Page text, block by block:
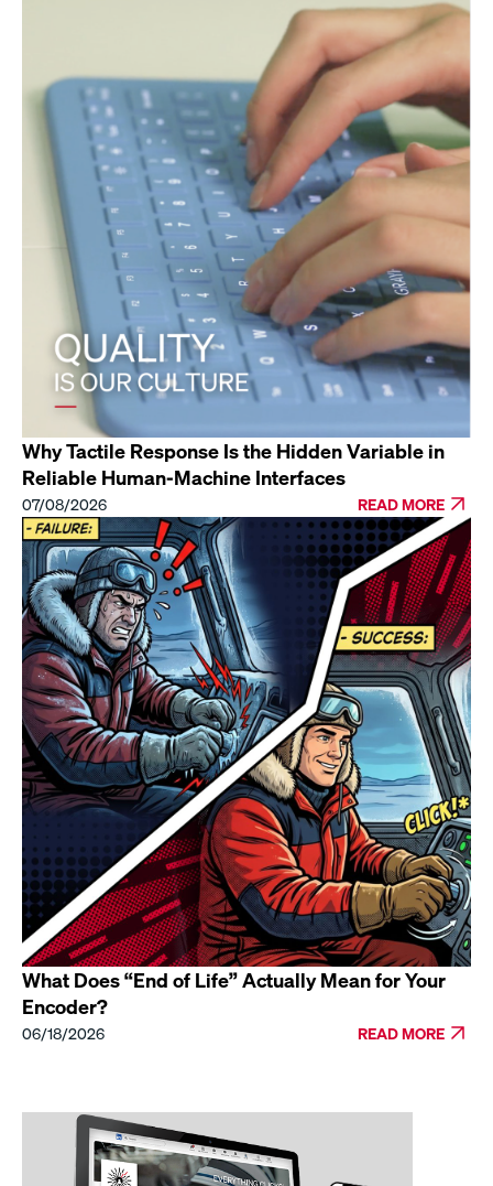
Why Tactile Response Is the Hidden Variable in
Reliable Human-Machine Interfaces
07/08/2026 READ MORE
What Does “End of Life” Actually Mean for Your
Encoder?
06/18/2026 READ MORE